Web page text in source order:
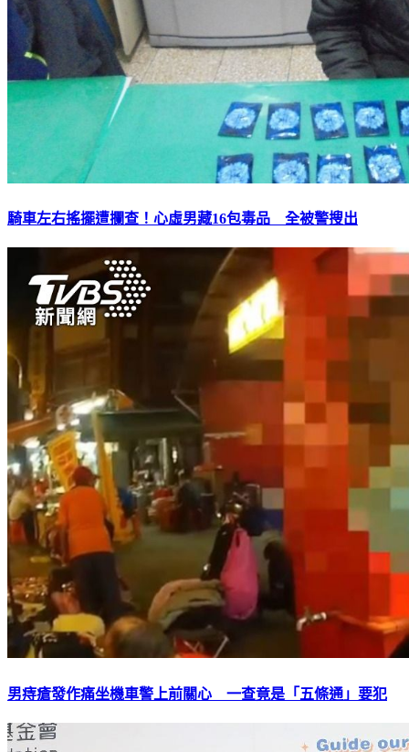
騎車左右搖擺遭攔查！心虛男藏16包毒品 全被警搜出
男痔瘡發作痛坐機車警上前關心 一查竟是「五條通」要犯